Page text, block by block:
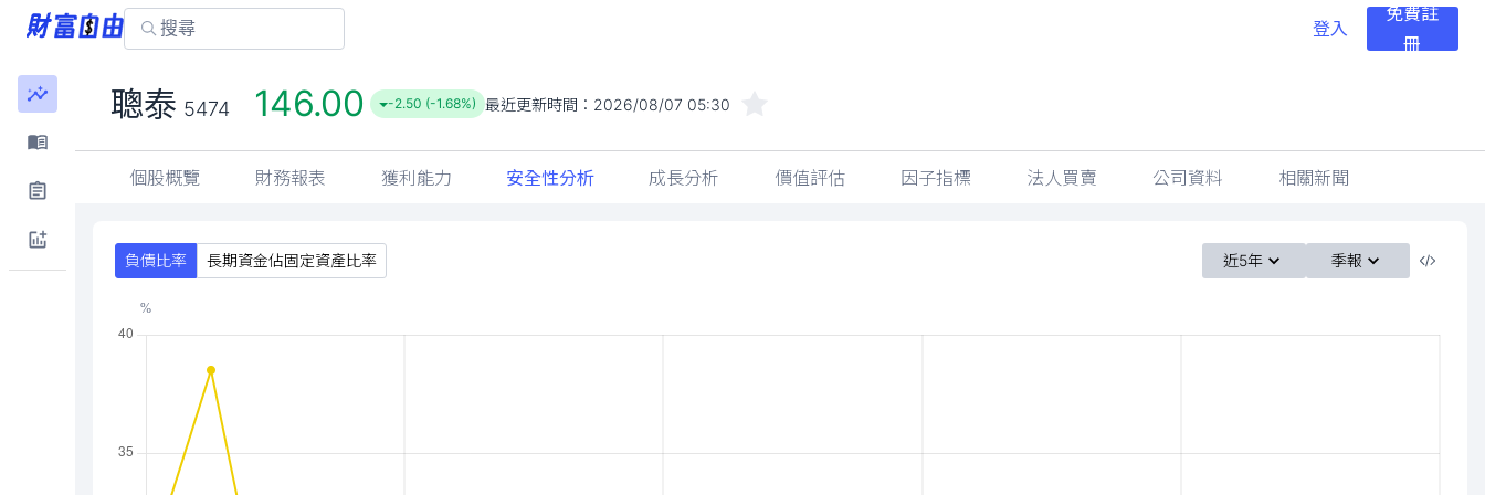
登入
免費註
冊
聰泰 5474 146.00 -2.50 (-1.68%) 最近更新時間： 2026/08/07 05:30
個股概覽 財務報表 獲利能力 安全性分析 成長分析 價值評估 因子指標 法人買賣 公司資料 相關新聞
負債比率 長期資金佔固定資產比率 近5年 季報